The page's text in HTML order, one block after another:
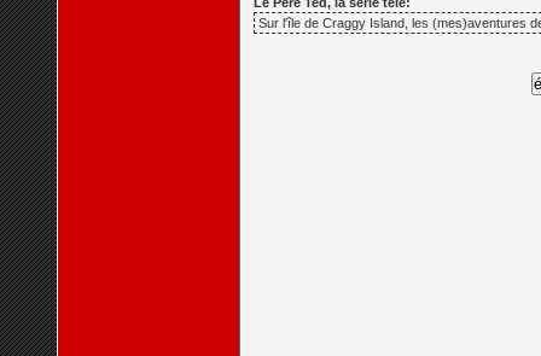
Sur l'île de Craggy Island, les (mes)aventures